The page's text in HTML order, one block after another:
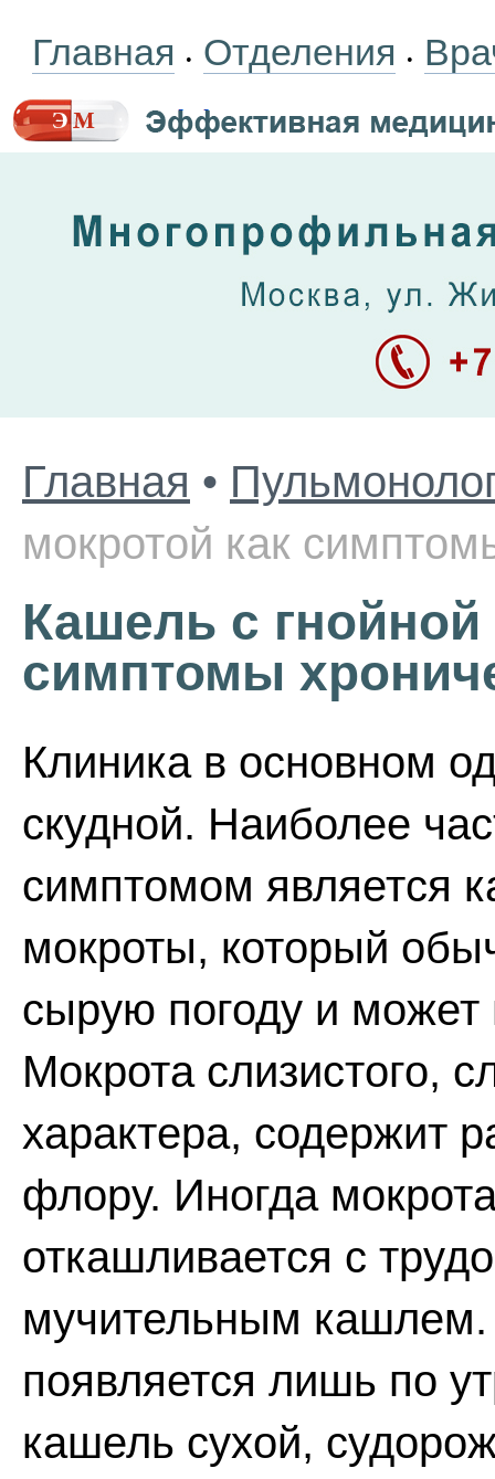
Главная • Отделения •
Главная •
мокротой как
Кашель с гнойной
симптомы
Клиника в основном
скудной. Наиболее
симптомом является
мокроты, который
сырую погоду и может
Мокрота слизистого,
характера, содержит
флору. Иногда
откашливается с
мучительным кашлем.
появляется лишь по
кашель сухой,